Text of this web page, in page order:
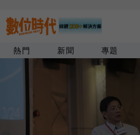
熱門 新聞 專題